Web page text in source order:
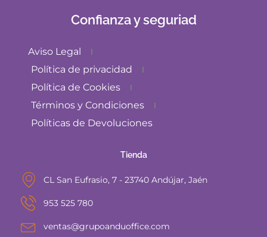
Confianza y seguriad
Aviso Legal
Política de privacidad
Política de Cookies
Términos y Condiciones
Políticas de Devoluciones
Tienda
CL San Eufrasio, 7 - 23740 Andújar, Jaén
953 525 780
ventas@grupoanduoffice.com